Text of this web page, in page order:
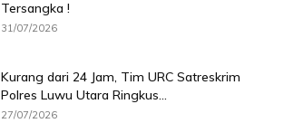
Tersangka !
31/07/2026
Kurang dari 24 Jam, Tim URC Satreskrim
Polres Luwu Utara Ringkus...
27/07/2026